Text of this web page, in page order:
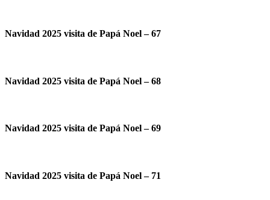
Navidad 2025 visita de Papá Noel – 67
Navidad 2025 visita de Papá Noel – 68
Navidad 2025 visita de Papá Noel – 69
Navidad 2025 visita de Papá Noel – 71